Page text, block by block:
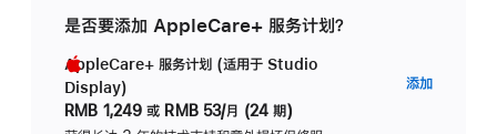
是否要添加 AppleCare+ 服务计划？
AppleCare+ 服务计划 (适用于 Studio
Display)
RMB 1,249 或 RMB 53/月 (24 期)
添加